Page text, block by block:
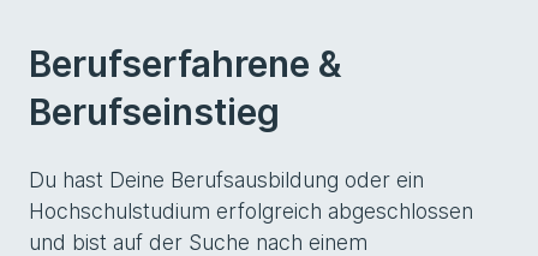
Berufserfahrene &
Berufseinstieg
Du hast Deine Berufsausbildung oder ein
Hochschulstudium erfolgreich abgeschlossen
und bist auf der Suche nach einem